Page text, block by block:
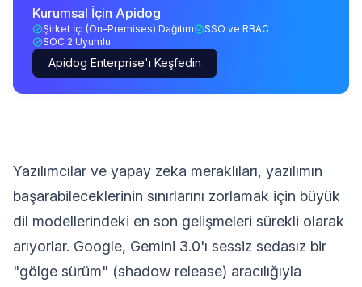
Kurumsal İçin Apidog
Şirket İçi (On-Premises) Dağıtım
SSO ve RBAC
SOC 2 Uyumlu
Apidog Enterprise'ı Keşfedin
Yazılımcılar ve yapay zeka meraklıları, yazılımın
başarabileceklerinin sınırlarını zorlamak için büyük
dil modellerindeki en son gelişmeleri sürekli olarak
arıyorlar. Google, Gemini 3.0'ı sessiz sedasız bir
"gölge sürüm" (shadow release) aracılığıyla